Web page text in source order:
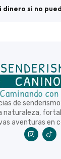
dinero si no
de
naturaleza,
aventuras en